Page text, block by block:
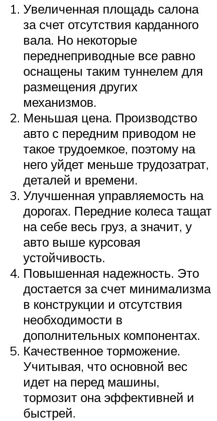
Увеличенная площадь салона
за счет отсутствия карданного
вала. Но некоторые
переднеприводные все равно
оснащены таким туннелем для
размещения других
механизмов.
Меньшая цена. Производство
авто с передним приводом не
такое трудоемкое, поэтому на
него уйдет меньше трудозатрат,
деталей и времени.
Улучшенная управляемость на
дорогах. Передние колеса тащат
на себе весь груз, а значит, у
авто выше курсовая
устойчивость.
Повышенная надежность. Это
достается за счет минимализма
в конструкции и отсутствия
необходимости в
дополнительных компонентах.
Качественное торможение.
Учитывая, что основной вес
идет на перед машины,
тормозит она эффективней и
быстрей.